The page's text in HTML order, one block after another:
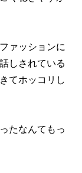
ァッションに
しされている
てホッコリし
たなんてもっ